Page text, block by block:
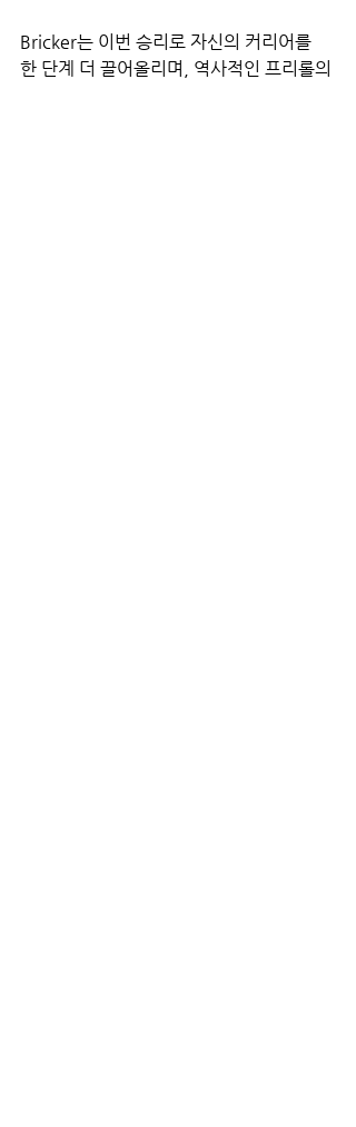
Bricker는 이번 승리로 자신의 커리어를
한 단계 더 끌어올리며, 역사적인 프리롤의